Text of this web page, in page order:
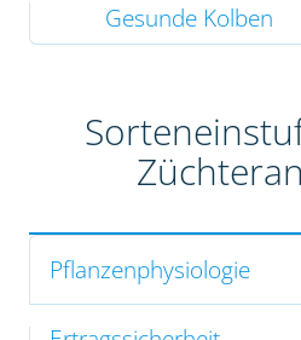
Gesunde Kolben
Pflanzenphysiologie